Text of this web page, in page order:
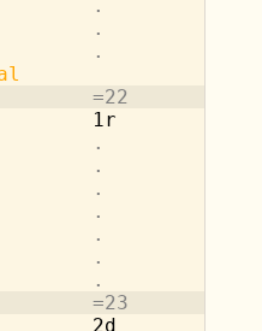
.           .
.
.           .
=22
1r          2a
.           .
.           .
.           .
.
.           .
.
.           .
=23
2d